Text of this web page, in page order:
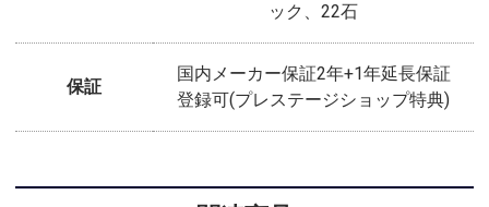
ック、22石
保証
国内メーカー保証2年+1年延長保証
登録可(プレステージショップ特典)